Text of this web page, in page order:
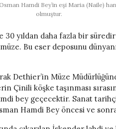
Hamdi Bey’in eşi Maria (Naile)
olmuştur.
30 yıldan daha fazla bir
Bu eser deposunu
Dethier’in Müze
Çinili köşke taşınması
bey geçecektir. Sanat
Hamdi Bey öncesi ve